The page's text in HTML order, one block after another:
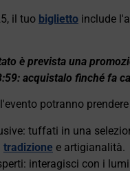
il tuo biglietto include
è prevista una
acquistalo finché fa
potranno
tuffati in una
tradizione e artigianalità.
interagisci con i